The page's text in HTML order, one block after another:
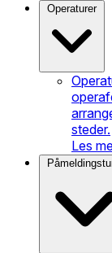
Operaturer
steder.
Les